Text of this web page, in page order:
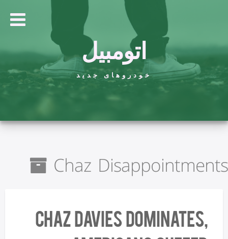
اتومبیل
خودروهای جدید
Chaz Disappointments
Chaz Davies Dominates,